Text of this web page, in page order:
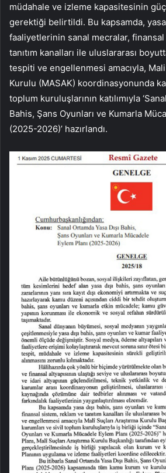
müdahale ve izleme kapasitesinin
gerektiği belirtildi. Bu kapsamda, yasa
faaliyetlerinin sanal mecralar,
tanıtım kanalları ile uluslararası
tespiti ve engellenmesi amacıyla, Mali
Kurulu (MASAK) koordinasyonunda
toplum kuruluşlarının katılımıyla
Bahis, Şans Oyunları ve Kumarla
(2025-2026)’ hazırlandı.